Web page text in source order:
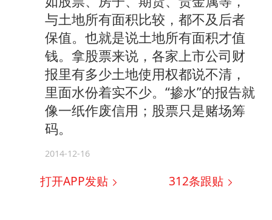
与土地所有面积比较，都不及后者
保值。也就是说土地所有面积才值
钱。拿股票来说，各家上市公司财
报里有多少土地使用权都说不清，
里面水份着实不少。“掺水”的报告就
像一纸作废信用；股票只是赌场筹
码。
2014-12-16
打开APP发贴 312条跟贴